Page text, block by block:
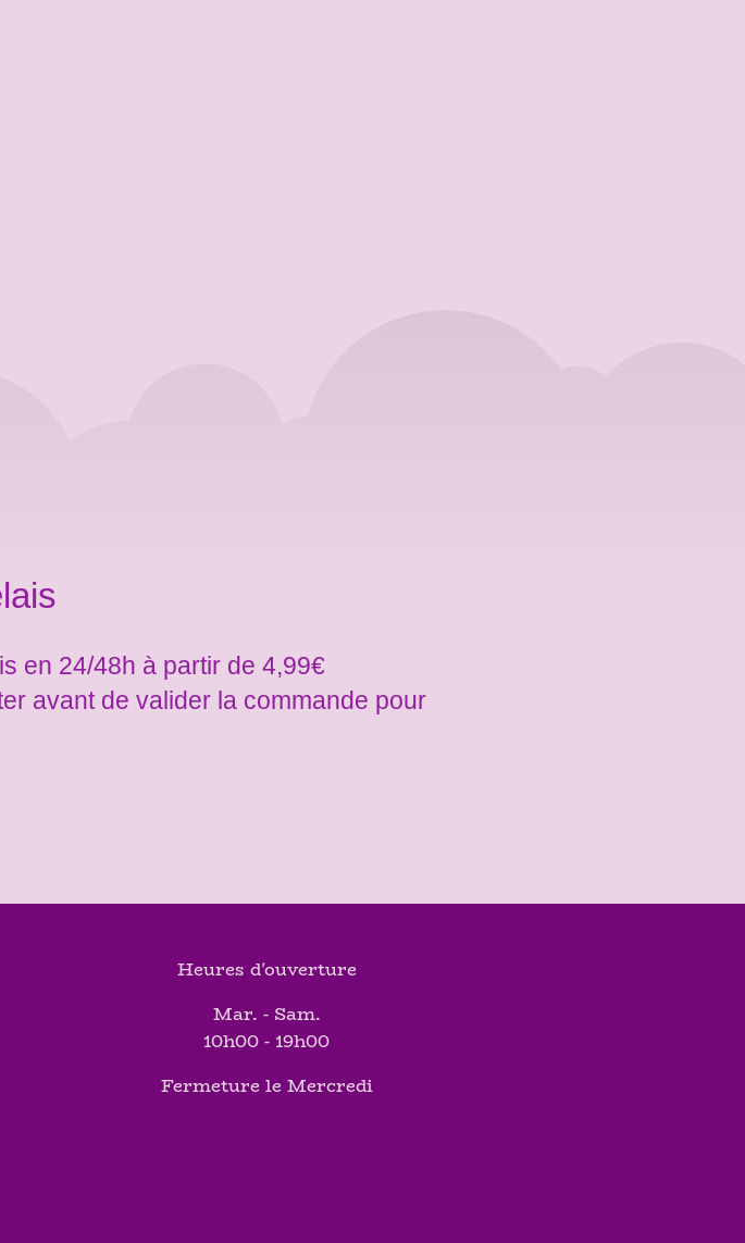
en 24/48h à partir de 4,99€
avant de valider la commande pour
Heures d'ouverture
Mar. - Sam.
10h00 - 19h00
Fermeture le Mercredi